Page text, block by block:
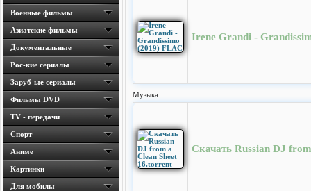
Военные фильмы
Азиатские фильмы
Документальные
Рос-кие сериалы
Заруб-ые сериалы
Фильмы DVD
TV - передачи
Спорт
Аниме
Картинки
Для мобилы
Irene Grandi -
Музыка
Скачать Russian DJ